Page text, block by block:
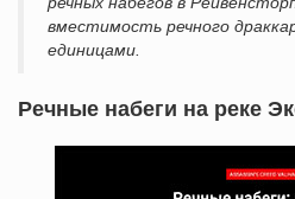
вместимость речного
единицами.
Речные набеги на реке